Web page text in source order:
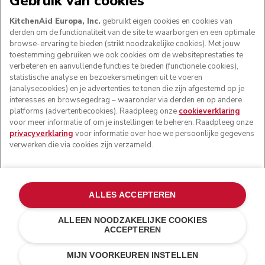
VOLG ONS
© KitchenAid 2026 - Alle rechten voorbehouden.
KitchenAid en het design van de mixer zijn handelsmerken
in de Verenigde Staten en andere landen.
Mijn cookies beheren Privacyverklaring
KitchenAid Europa, Inc. gebruikt eigen cookies en cookies van
derden om de functionaliteit van de site te waarborgen en een optimale
browse-ervaring te bieden (strikt noodzakelijke cookies). Met jouw
toestemming gebruiken we ook cookies om de websiteprestaties te
verbeteren en aanvullende functies te bieden (functionele cookies),
statistische analyse en bezoekersmetingen uit te voeren
(analysecookies) en je advertenties te tonen die zijn afgestemd op je
interesses en browsegedrag – waaronder via derden en op andere
platforms (advertentiecookies). Raadpleeg onze cookieverklaring
voor meer informatie of om je instellingen te beheren. Raadpleeg onze
privacyverklaring voor informatie over hoe we persoonlijke gegevens
verwerken die via cookies zijn verzameld.
MIJN VOORKEUREN INSTELLEN
ALLEEN NOODZAKELIJKE COOKIES
ACCEPTEREN
ALLES ACCEPTEREN